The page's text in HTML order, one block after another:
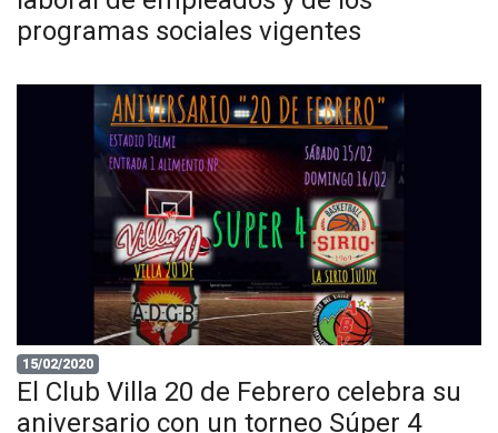
programas sociales vigentes
15/02/2020
El Club Villa 20 de Febrero celebra su
aniversario con un torneo Súper 4